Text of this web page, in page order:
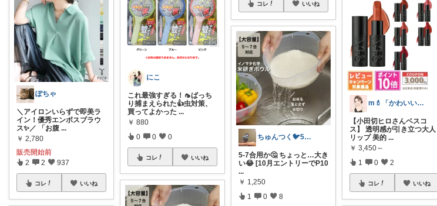
ぽちゃ
＼アイロンいらずで即美ラ
イン！優秀エンボスブラウ
ス✨／ 「お腹 ...
￥ 2,780
販売開始前
2 2 937
コレ いいね
にこ
これ最強すぎる！🦟ばっち
り捕まえられた👍虫対策、
買ってよかった ...
￥ 880
0 0 0
コレ いいね
コレ いいね
ちゅんつく🐦5歳3歳娘の母🩷
5-7合用か🤔 ちょっと…大き
い😂 [10月エントリーでP10
...
￥ 1,250
1 0 8
m💄「かわいい」は、作れる。
【小田切ヒロさんベスコ
ス】 透明感が引き立つ大人
リップ 美的 ...
￥ 3,450～
1 0 2
コレ いいね